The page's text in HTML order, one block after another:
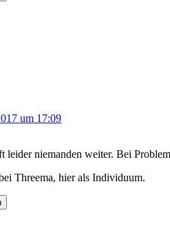
um 17:09
leider niemanden weiter. Bei
Threema, hier als Individuum.